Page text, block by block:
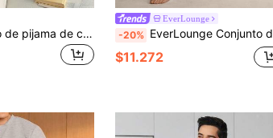
DAZY Conjunto de pijama de camiseta de manga corta y shorts a rayas para hombres en verano
EverLounge
-20% EverLounge Conjunto de pijama para hombre, con camiseta de manga corta de color gris claro sólido y pantalón de estar por casa a cuadros burdeos. La sencilla parte superior sólida equilibra la complejidad visual del estampado a cuadros, mientras que el elemento a cuadros agrega un toque vintage al aspecto general, elegante pero casual.
$11.272